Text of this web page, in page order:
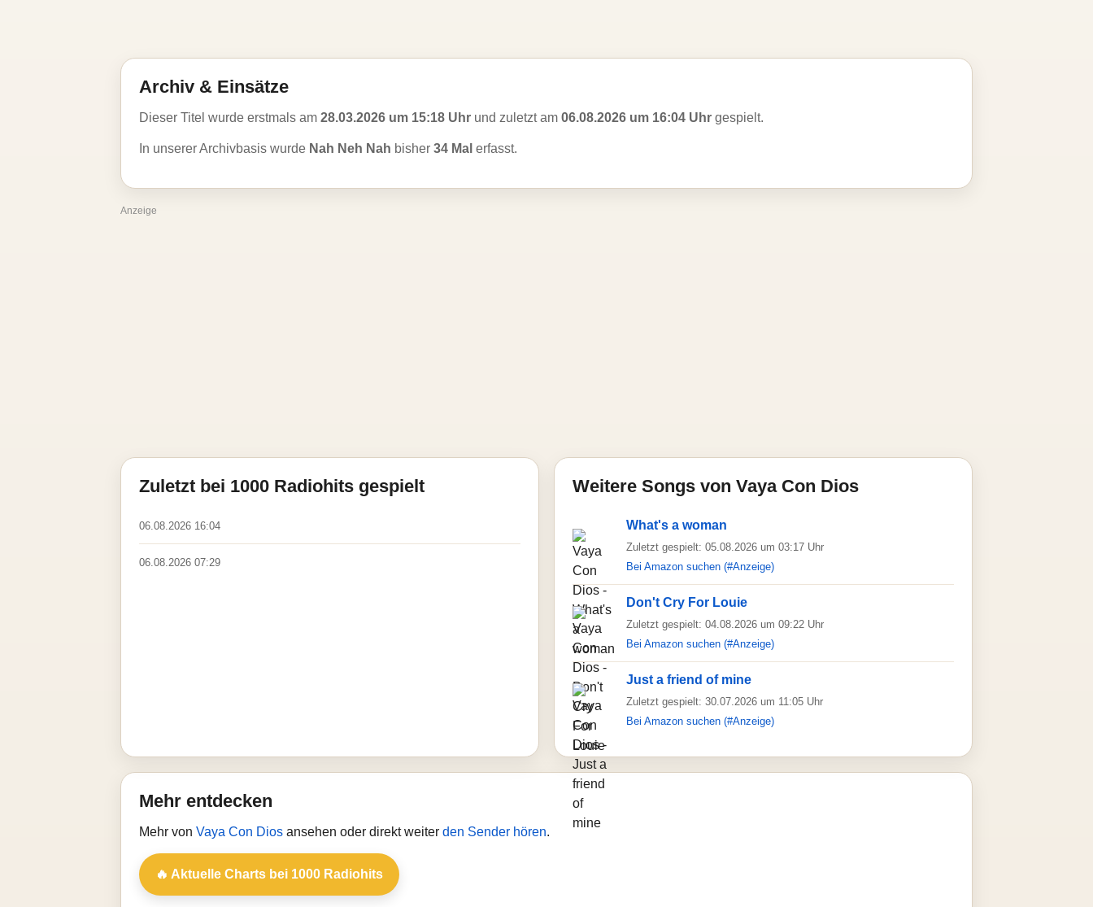
Archiv & Einsätze
Dieser Titel wurde erstmals am 28.03.2026 um 15:18 Uhr und zuletzt am 06.08.2026 um 16:04 Uhr gespielt.
In unserer Archivbasis wurde Nah Neh Nah bisher 34 Mal erfasst.
Anzeige
Zuletzt bei 1000 Radiohits gespielt
06.08.2026 16:04
06.08.2026 07:29
Weitere Songs von Vaya Con Dios
What's a woman
Zuletzt gespielt: 05.08.2026 um 03:17 Uhr
Bei Amazon suchen (#Anzeige)
Don't Cry For Louie
Zuletzt gespielt: 04.08.2026 um 09:22 Uhr
Bei Amazon suchen (#Anzeige)
Just a friend of mine
Zuletzt gespielt: 30.07.2026 um 11:05 Uhr
Bei Amazon suchen (#Anzeige)
Mehr entdecken
Mehr von Vaya Con Dios ansehen oder direkt weiter den Sender hören.
🔥 Aktuelle Charts bei 1000 Radiohits